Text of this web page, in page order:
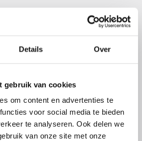
Details Over
gebruik van cookies
om content en advertenties te
voor social media te bieden
te analyseren. Ook delen we
van onze site met onze